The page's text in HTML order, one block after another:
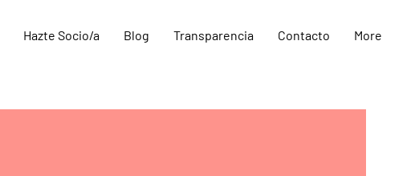
Hazte Socio/a Blog Transparencia Contacto More